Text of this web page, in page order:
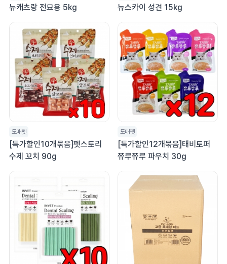
뉴캐츠랑 전묘용 5kg 뉴스카이 성견 15kg
도매펫
[특가할인10개묶음]펫스토리
수제 꼬치 90g
도매펫
[특가할인12개묶음]태비토퍼
쮸루쮸루 파우치 30g